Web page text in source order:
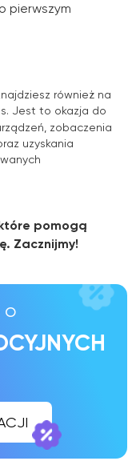
pierwszym
również na
Jest to okazja do
zobaczenia
uzyskania
pomogą
Zacznijmy!